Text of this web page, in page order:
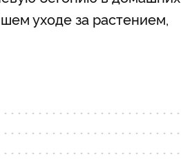
уходе за растением,